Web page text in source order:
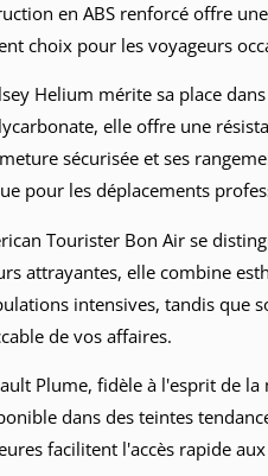
en ABS renforcé offre
choix pour les voyageurs
Helium mérite sa place
elle offre une
sécurisée et ses
pour les déplacements
Tourister Bon Air se
attrayantes, elle combine
intensives, tandis que
de vos affaires.
Plume, fidèle à l'esprit de
dans des teintes
facilitent l'accès rapide